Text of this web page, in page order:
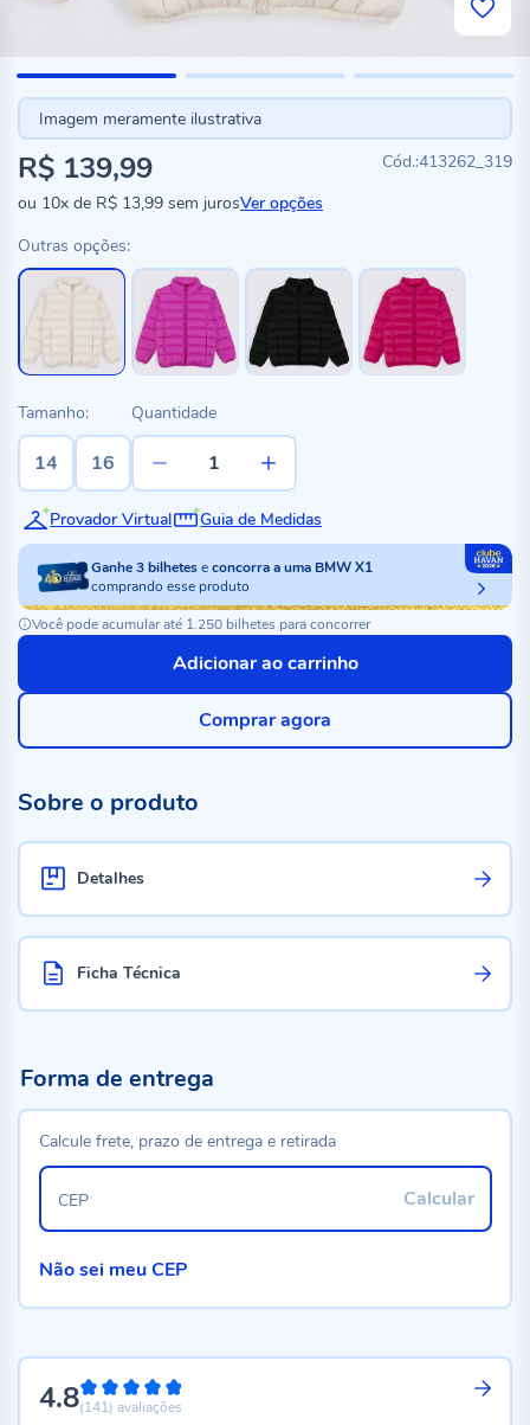
Imagem meramente ilustrativa
413262_319
R$ 139,99
ou 10x de R$ 13,99 sem jurosVer opções
Outras opções:
Tamanho:
14 16
Quantidade
Provador Virtual Guia de Medidas
Ganhe3bilheteseconcorra a uma BMW X1
comprando esse produto
Você pode acumular até 1.250 bilhetes para concorrer
Adicionar ao carrinho
Comprar agora
Sobre o produto
Detalhes
Ficha Técnica
4.896%
(141) avaliações
Forma de entrega
Calcule frete, prazo de entrega e retirada
Calcular
CEP
Não sei meu CEP